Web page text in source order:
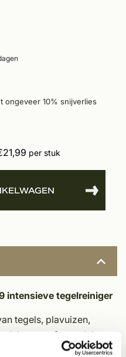
ongeveer 10% snijverlies
per stuk
intensieve tegelreiniger
tegels, plavuizen,
kunststof en gelakte
ruimtes.